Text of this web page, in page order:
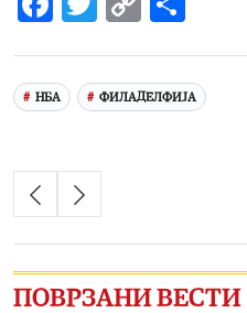
НБА ФИЛАДЕЛФИЈА
ПОВРЗАНИ ВЕСТИ